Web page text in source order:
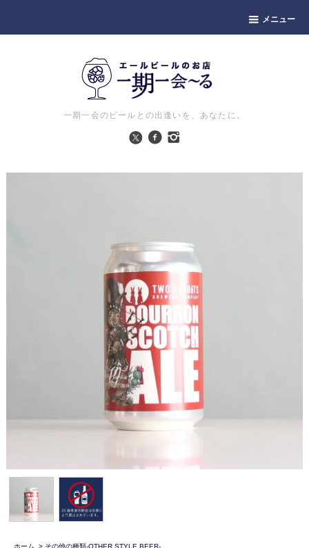
メニュー
一期一会のビールとの出逢いを、あなたに。